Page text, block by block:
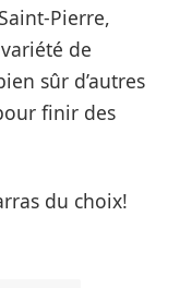
Pierre,
de
sûr d’autres
finir des
du choix!